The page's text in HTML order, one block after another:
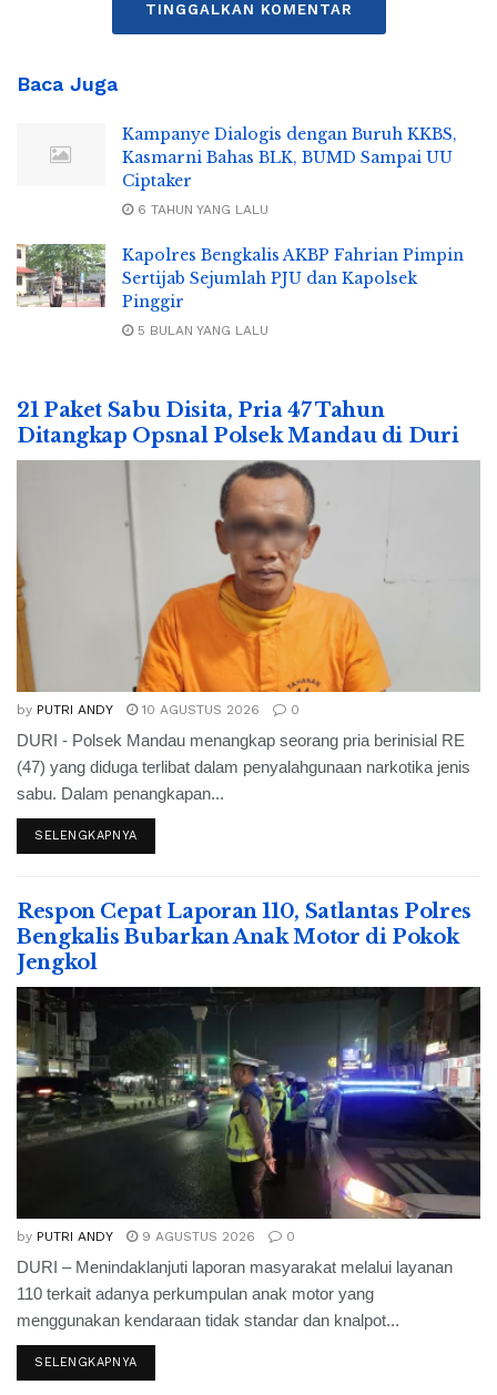
TINGGALKAN KOMENTAR
Baca Juga
Kampanye Dialogis dengan Buruh KKBS,
Kasmarni Bahas BLK, BUMD Sampai UU
Ciptaker
6 TAHUN YANG LALU
Kapolres Bengkalis AKBP Fahrian Pimpin
Sertijab Sejumlah PJU dan Kapolsek
Pinggir
5 BULAN YANG LALU
21 Paket Sabu Disita, Pria 47 Tahun
Ditangkap Opsnal Polsek Mandau di Duri
by PUTRI ANDY 10 AGUSTUS 2026 0
DURI - Polsek Mandau menangkap seorang pria berinisial RE
(47) yang diduga terlibat dalam penyalahgunaan narkotika jenis
sabu. Dalam penangkapan...
SELENGKAPNYA
Respon Cepat Laporan 110, Satlantas Polres
Bengkalis Bubarkan Anak Motor di Pokok
Jengkol
by PUTRI ANDY 9 AGUSTUS 2026 0
DURI – Menindaklanjuti laporan masyarakat melalui layanan
110 terkait adanya perkumpulan anak motor yang
menggunakan kendaraan tidak standar dan knalpot...
SELENGKAPNYA